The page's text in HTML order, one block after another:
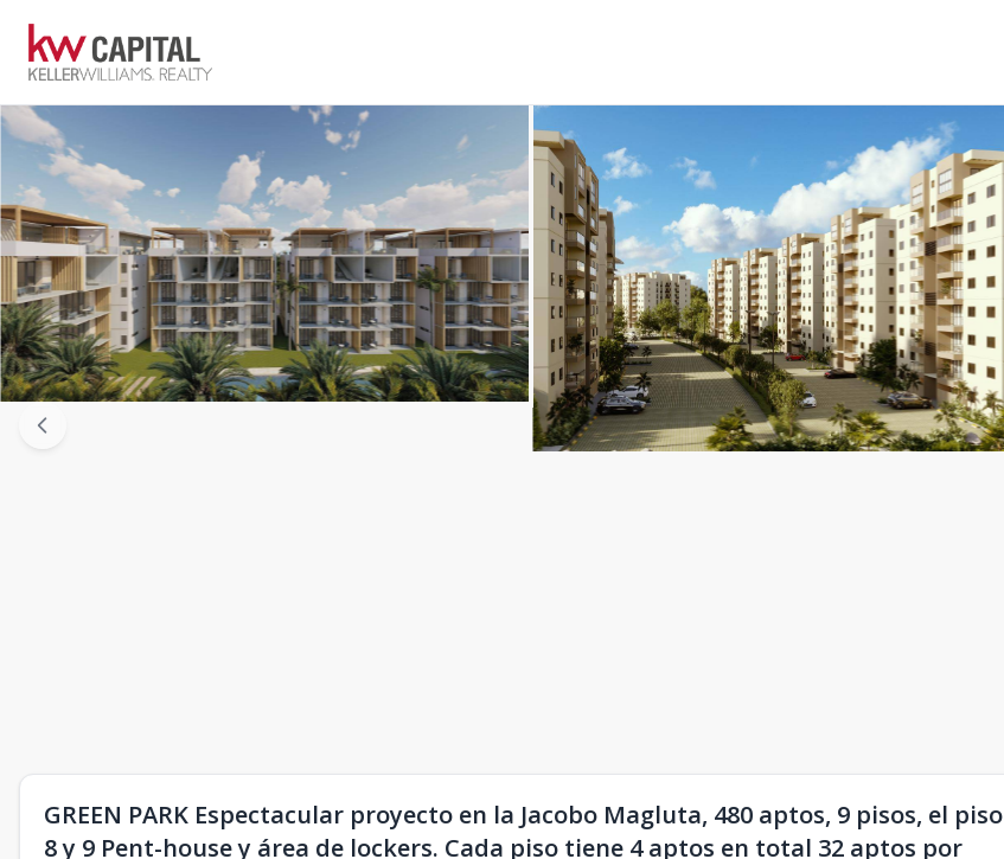
GREEN PARK Espectacular proyecto en la Jacobo Magluta, 480 aptos, 9 pisos, el piso
8 y 9 Pent-house y área de lockers. Cada piso tiene 4 aptos en total 32 aptos por